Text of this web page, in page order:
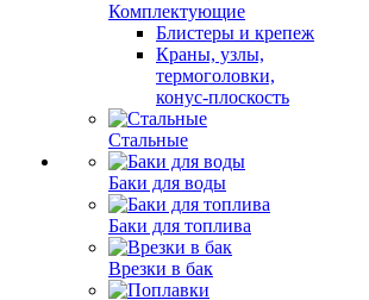
Комплектующие
Блистеры и крепеж
Краны, узлы,
термоголовки,
конус-плоскость
Стальные
Баки для воды
Баки для топлива
Врезки в бак